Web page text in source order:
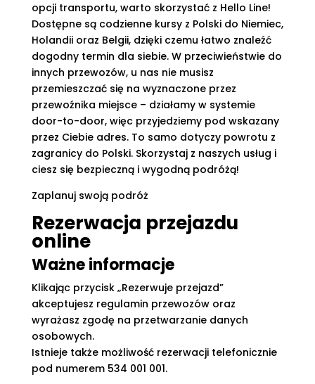
opcji transportu, warto skorzystać z Hello Line!
Dostępne są codzienne kursy z Polski do Niemiec,
Holandii oraz Belgii, dzięki czemu łatwo znaleźć
dogodny termin dla siebie. W przeciwieństwie do
innych przewozów, u nas nie musisz
przemieszczać się na wyznaczone przez
przewoźnika miejsce – działamy w systemie
door-to-door, więc przyjedziemy pod wskazany
przez Ciebie adres. To samo dotyczy powrotu z
zagranicy do Polski. Skorzystaj z naszych usług i
ciesz się bezpieczną i wygodną podróżą!
Zaplanuj swoją podróż
Rezerwacja przejazdu
online
Ważne informacje
Klikając przycisk „Rezerwuje przejazd”
akceptujesz regulamin przewozów oraz
wyrażasz zgodę na przetwarzanie danych
osobowych.
Istnieje także możliwość rezerwacji telefonicznie
pod numerem 534 001 001.